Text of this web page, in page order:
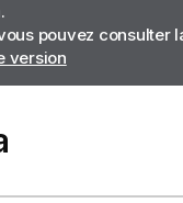
pouvez consulter
version